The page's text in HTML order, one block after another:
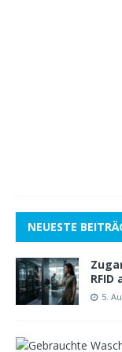
NEUESTE
5.